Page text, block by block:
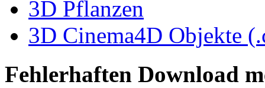
3D Pflanzen
3D Cinema4D Objekte
Fehlerhaften Download